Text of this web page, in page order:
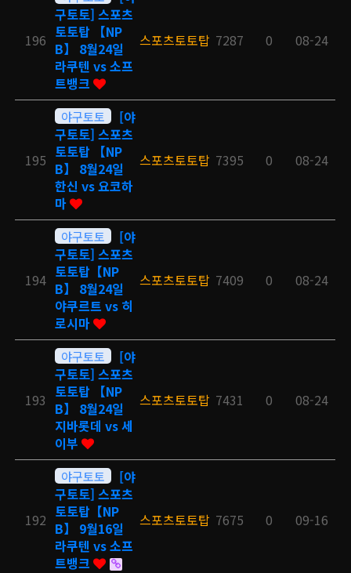
196
구토토] 스포츠
토토탑 【NP
B】 8월24일
라쿠텐 vs 소프
트뱅크
스포츠토토탑 7287 0 08-24
195
야구토토
[야
구토토] 스포츠
토토탑 【NP
B】 8월24일
한신 vs 요코하
마
스포츠토토탑 7395 0 08-24
194
야구토토
[야
구토토] 스포츠
토토탑【NP
B】 8월24일
야쿠르트 vs 히
로시마
스포츠토토탑 7409 0 08-24
193
야구토토
[야
구토토] 스포츠
토토탑 【NP
B】 8월24일
지바롯데 vs 세
이부
스포츠토토탑 7431 0 08-24
192
야구토토
[야
구토토] 스포츠
토토탑【NP
B】 9월16일
라쿠텐 vs 소프
트뱅크
스포츠토토탑 7675 0 09-16